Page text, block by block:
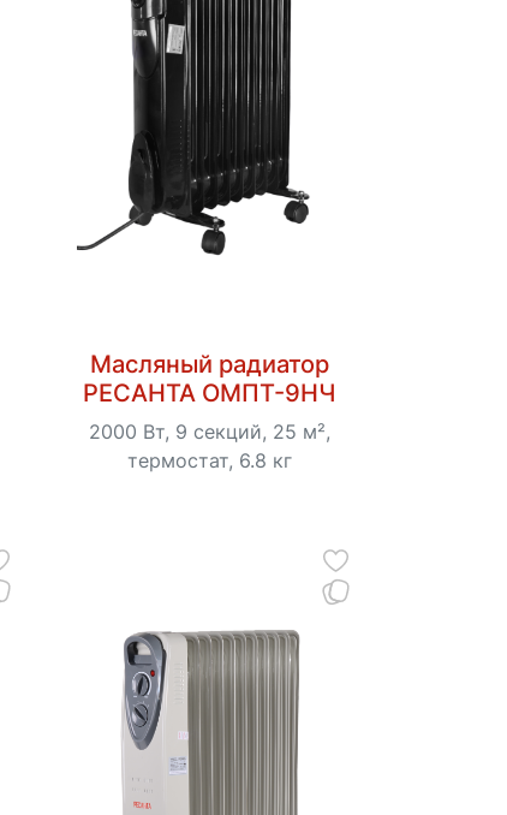
Масляный радиатор
РЕСАНТА ОМПТ-9НЧ
2000 Вт, 9 секций, 25 м²,
термостат, 6.8 кг